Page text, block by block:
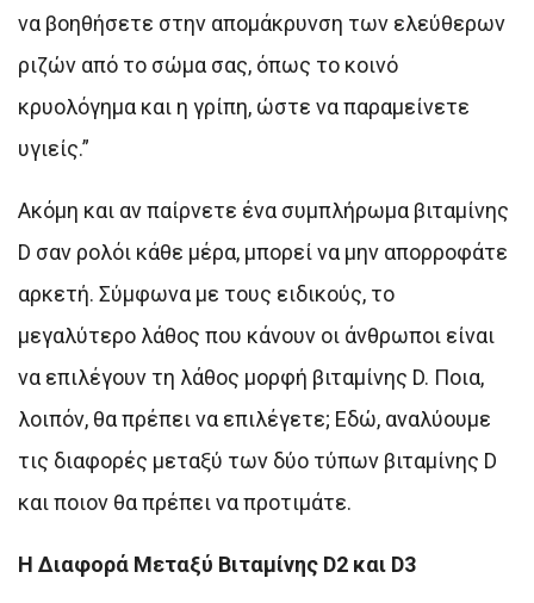
να βοηθήσετε στην απομάκρυνση των ελεύθερων
ριζών από το σώμα σας, όπως το κοινό
κρυολόγημα και η γρίπη, ώστε να παραμείνετε
υγιείς.”
Ακόμη και αν παίρνετε ένα συμπλήρωμα βιταμίνης
D σαν ρολόι κάθε μέρα, μπορεί να μην απορροφάτε
αρκετή. Σύμφωνα με τους ειδικούς, το
μεγαλύτερο λάθος που κάνουν οι άνθρωποι είναι
να επιλέγουν τη λάθος μορφή βιταμίνης D. Ποια,
λοιπόν, θα πρέπει να επιλέγετε; Εδώ, αναλύουμε
τις διαφορές μεταξύ των δύο τύπων βιταμίνης D
και ποιον θα πρέπει να προτιμάτε.
Η Διαφορά Μεταξύ Βιταμίνης D2 και D3